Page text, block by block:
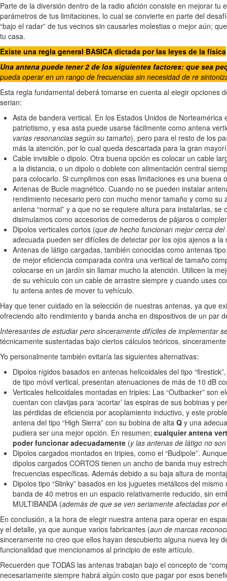
Parte de la diversión dentro de la radio afición consiste en mejorar
parámetros de tus limitaciones, lo cual se convierte en parte del
“bajo el radar” de tus vecinos sin causarles molestias o mejor aún;
tu casa.
Existe una regla general BASICA dictada por las leyes de la física
Una antena puede tener 2 de los siguientes factores: que sea
pueda operar en un rango de frecuencias sin necesidad de re
Esta regla fundamental deberá tomarse en cuenta al elegir
serian:
Asta de bandera vertical. En los Estados Unidos de
patriotismo, y esa asta puede usarse fácilmente como antena
varias resonancias según su tamaño), pero para el resto de los
más la atención, por lo cual queda descartada para la gran
Cable invisible o dipolo. Otra buena opción es colocar un cable
a la distancia, o un dipolo o doblete con alimentación central
para colocarlo. Si cumplimos con esas limitaciones es una buena
Antenas de Bucle magnético. Cuando no se pueden instalar
rendimiento necesario pero con mucho menor tamaño y como
antena “normal” y a que no se requiere altura para instalarlas,
disimulamos como accesorios de comederos de pájaros o
Dipolos verticales cortos (que de hecho funcionan mejor cerca
adecuada pueden ser difíciles de detectar por los ojos ajenos a la
Antenas de látigo cargadas, también conocidas como antenas
de mejor eficiencia comparada contra una vertical de tamaño
colocarse en un jardín sin llamar mucho la atención. Utilicen la
de su vehículo con un cable de arrastre siempre y cuando uses
tu antena antes de mover tu vehículo.
Hay que tener cuidado en la selección de nuestras antenas, ya que
ofreciendo alto rendimiento y banda ancha en dispositivos de un par
Interesantes de estudiar pero sinceramente difíciles de implementar
técnicamente sustentadas bajo ciertos cálculos teóricos,
Yo personalmente también evitaría las siguientes alternativas:
Dipolos rígidos basados en antenas helicoidales del tipo
de tipo móvil vertical, presentan atenuaciones de más de 10 dB
Verticales helicoidales montadas en tripies: Las “Outbacker” son
cuentan con clavijas para ‘acortar’ las espiras de sus bobinas y
las pérdidas de eficiencia por acoplamiento inductivo, y este
antena del tipo “High Sierra” con su bobina de alta Q y una
pudiera ser una mejor opción. En resumen; cualquier antena
poder funcionar adecuadamente (y las antenas de látigo no
Dipolos cargados montados en tripies, como el “Budipole”.
dipolos cargados CORTOS tienen un ancho de banda muy
frecuencias específicas. Además debido a su baja altura de
Dipolos tipo “Slinky” basados en los juguetes metálicos del
banda de 40 metros en un espacio relativamente reducido, sin
MULTIBANDA (además de que se ven seriamente afectadas por
En conclusión, a la hora de elegir nuestra antena para operar en
y el detalle, ya que aunque varios fabricantes (aun de marcas
sinceramente no creo que ellos hayan descubierto alguna nueva ley
funcionalidad que mencionamos al principio de este artículo.
Recuerden que TODAS las antenas trabajan bajo el concepto de
necesariamente siempre habrá algún costo que pagar por esos